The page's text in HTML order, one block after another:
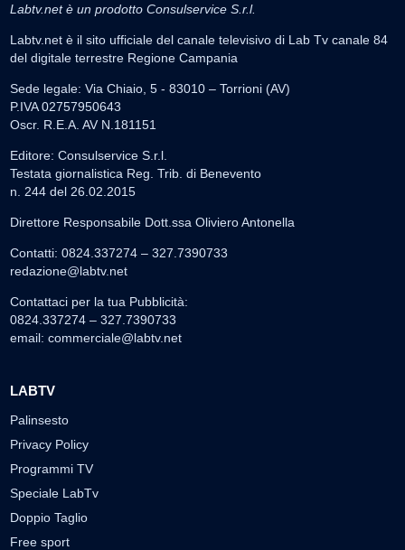
Labtv.net è un prodotto Consulservice S.r.l.
Labtv.net è il sito ufficiale del canale televisivo di Lab Tv canale 84
del digitale terrestre Regione Campania
Sede legale: Via Chiaio, 5 - 83010 – Torrioni (AV)
P.IVA 02757950643
Oscr. R.E.A. AV N.181151
Editore: Consulservice S.r.l.
Testata giornalistica Reg. Trib. di Benevento
n. 244 del 26.02.2015
Direttore Responsabile Dott.ssa Oliviero Antonella
Contatti: 0824.337274 – 327.7390733
redazione@labtv.net
Contattaci per la tua Pubblicità:
0824.337274 – 327.7390733
email: commerciale@labtv.net
LABTV
Palinsesto
Privacy Policy
Programmi TV
Speciale LabTv
Doppio Taglio
Free sport